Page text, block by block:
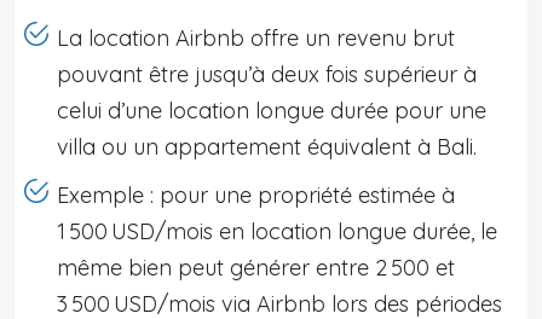
La location Airbnb offre un revenu brut
pouvant être jusqu’à deux fois supérieur à
celui d’une location longue durée pour une
villa ou un appartement équivalent à Bali.
Exemple : pour une propriété estimée à
1 500 USD/mois en location longue durée, le
même bien peut générer entre 2 500 et
3 500 USD/mois via Airbnb lors des périodes